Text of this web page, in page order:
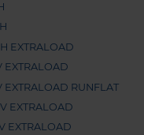
EXTRALOAD
EXTRALOAD
EXTRALOAD RUNFLAT
EXTRALOAD
EXTRALOAD